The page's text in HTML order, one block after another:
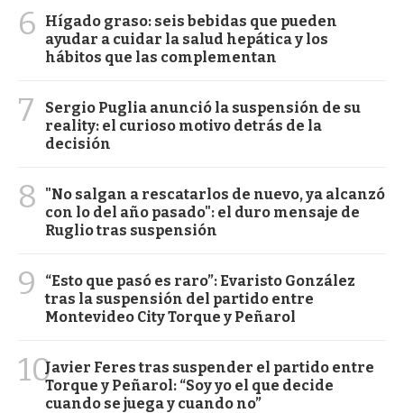
6
Hígado graso: seis bebidas que pueden
ayudar a cuidar la salud hepática y los
hábitos que las complementan
7
Sergio Puglia anunció la suspensión de su
reality: el curioso motivo detrás de la
decisión
8
"No salgan a rescatarlos de nuevo, ya alcanzó
con lo del año pasado": el duro mensaje de
Ruglio tras suspensión
9
“Esto que pasó es raro”: Evaristo González
tras la suspensión del partido entre
Montevideo City Torque y Peñarol
10Javier Feres tras suspender el partido entre
Torque y Peñarol: “Soy yo el que decide
cuando se juega y cuando no”